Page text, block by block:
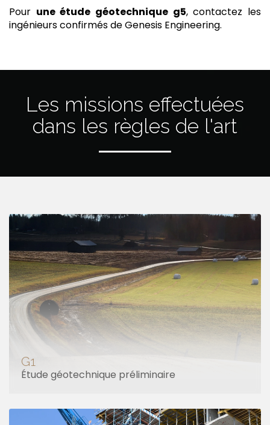
Pour une étude géotechnique g5, contactez les
ingénieurs confirmés de Genesis Engineering.
Les missions effectuées
dans les règles de l'art
G1
Étude géotechnique préliminaire